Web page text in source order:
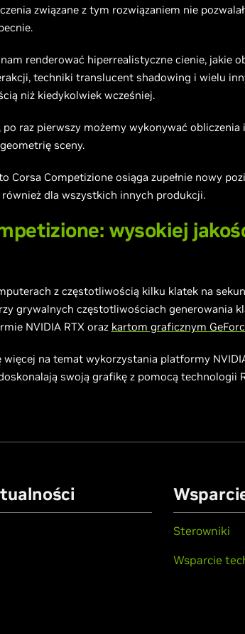
związane z tym rozwiązaniem nie
renderować hiperrealistyczne cienie, jakie
techniki translucent shadowing i wielu
niż kiedykolwiek wcześniej.
raz pierwszy możemy wykonywać obliczenia
sceny.
Corsa Competizione osiąga zupełnie nowy
dla wszystkich innych produkcji.
wysokiej
z częstotliwością kilku klatek na
grywalnych częstotliwościach generowania
NVIDIA RTX oraz kartom graficznym
więcej na temat wykorzystania platformy
swoją grafikę z pomocą technologii
Sterowniki
Wsparcie